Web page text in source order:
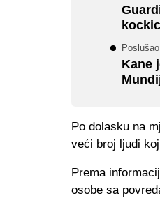
Kane
Po dolasku na
veći broj ljudi
Prema
osobe sa